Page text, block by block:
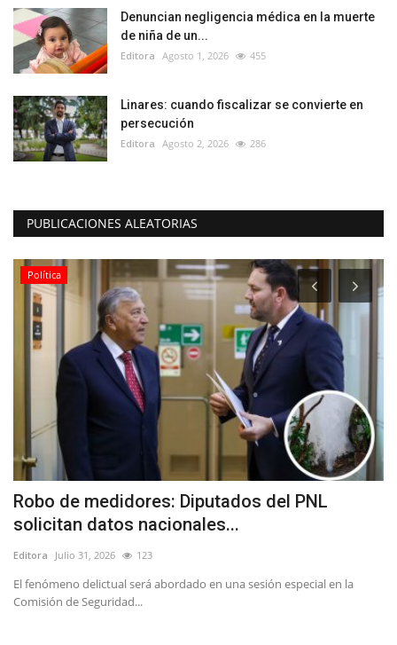
Denuncian negligencia médica en la muerte
de niña de un...
Editora Agosto 1, 2026 455
Linares: cuando fiscalizar se convierte en
persecución
Editora Agosto 2, 2026 286
PUBLICACIONES ALEATORIAS
Política
Robo de medidores: Diputados del PNL
solicitan datos nacionales...
Editora Julio 31, 2026 123
El fenómeno delictual será abordado en una sesión especial en la
Comisión de Seguridad...